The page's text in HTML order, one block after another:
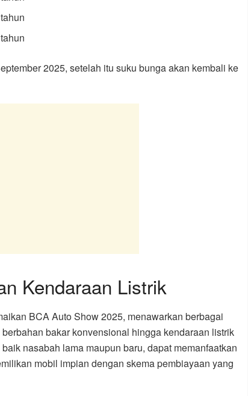
2025, setelah itu suku bunga akan kembali ke
Kendaraan Listrik
BCA Auto Show 2025, menawarkan berbagai
bakar konvensional hingga kendaraan listrik
nasabah lama maupun baru, dapat memanfaatkan
mobil impian dengan skema pembiayaan yang